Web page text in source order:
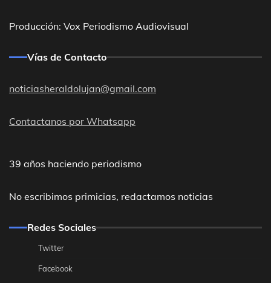
Producción: Vox Periodismo Audiovisual
Vías de Contacto
noticiasheraldolujan@gmail.com
Contactanos por Whatsapp
39 años haciendo periodismo
No escribimos primicias, redactamos noticias
Redes Sociales
Twitter
Facebook